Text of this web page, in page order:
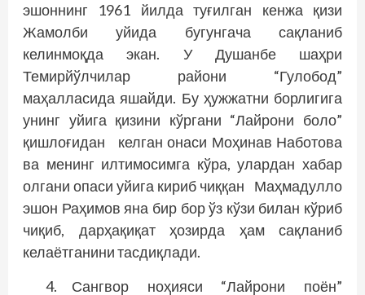
эшоннинг 1961 йилда туғилган кенжа қизи
Жамолби уйида бугунгача сақланиб
келинмоқда экан. У Душанбе шаҳри
Темирйўлчилар ра­йони “Гулобод”
маҳалласида яшайди. Бу ҳужжатни борлигига
унинг уйига қизини кўргани “Лайрони боло”
қиш­лоғидан келган онаси Моҳинав Наботова
ва менинг илтимосимга кўра, улардан хабар
олгани опаси уйига кириб чиққан Маҳмадулло
эшон Раҳимов яна бир бор ўз кўзи билан кўриб
чиқиб, дарҳақиқат ҳозирда ҳам сақланиб
келаётганини тасдиқлади.
Сангвор ноҳияси “Лайрони поён”